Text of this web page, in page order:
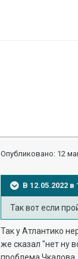
Опубликовано: 12
В 12.05.2022 в
Так вот если
Так у Атлантико
же сказал "нет ну